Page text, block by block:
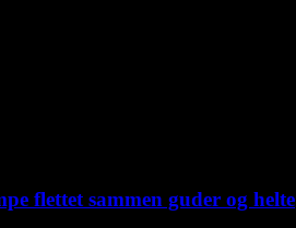
flettet sammen guder og helte